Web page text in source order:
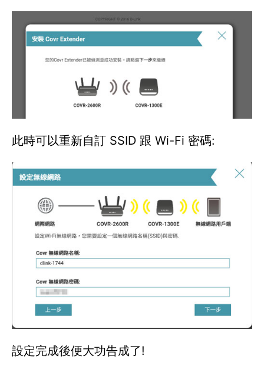
此時可以重新自訂 SSID 跟 Wi-Fi 密碼:
設定完成後便大功告成了!